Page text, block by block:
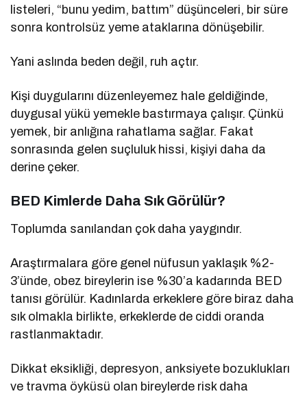
listeleri, “bunu yedim, battım” düşünceleri, bir süre
sonra kontrolsüz yeme ataklarına dönüşebilir.
Yani aslında beden değil, ruh açtır.
Kişi duygularını düzenleyemez hale geldiğinde,
duygusal yükü yemekle bastırmaya çalışır. Çünkü
yemek, bir anlığına rahatlama sağlar. Fakat
sonrasında gelen suçluluk hissi, kişiyi daha da
derine çeker.
BED Kimlerde Daha Sık Görülür?
Toplumda sanılandan çok daha yaygındır.
Araştırmalara göre genel nüfusun yaklaşık %2-
3’ünde, obez bireylerin ise %30’a kadarında BED
tanısı görülür. Kadınlarda erkeklere göre biraz daha
sık olmakla birlikte, erkeklerde de ciddi oranda
rastlanmaktadır.
Dikkat eksikliği, depresyon, anksiyete bozuklukları
ve travma öyküsü olan bireylerde risk daha